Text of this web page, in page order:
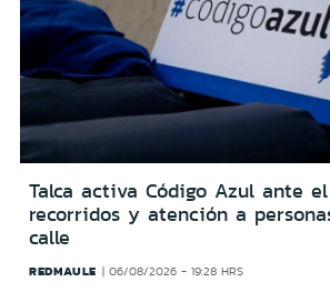
Talca activa Código Azul ante
recorridos y atención a
calle
REDMAULE 06/08/2026 - 19:28 HRS